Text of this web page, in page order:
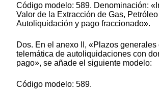
Código modelo: 589. Denominación:
Valor de la Extracción de Gas,
Autoliquidación y pago fraccionado».
Dos. En el anexo II, «Plazos
telemática de autoliquidaciones con
pago», se añade el siguiente modelo:
Código modelo: 589.